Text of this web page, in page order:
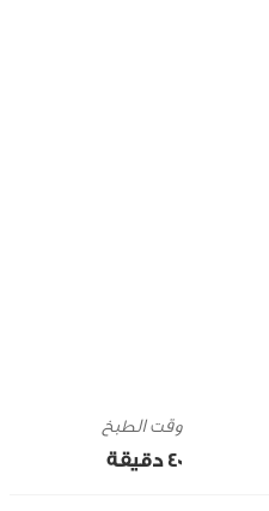
وقت الطبخ
40 ‎دقيقة